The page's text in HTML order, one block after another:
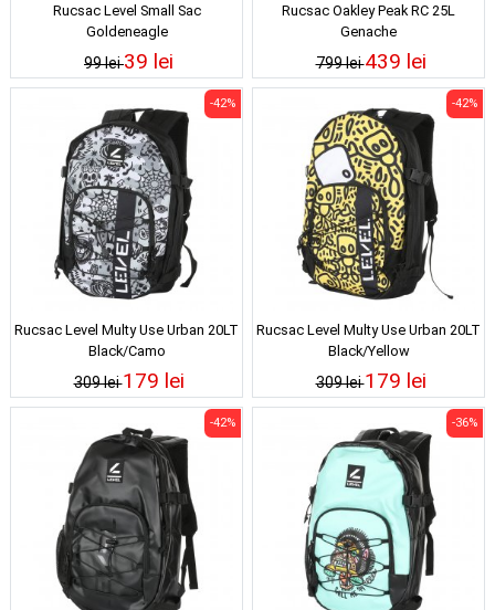
Rucsac Level Small Sac
Goldeneagle
99 lei39 lei
Rucsac Oakley Peak RC 25L
Genache
799 lei439 lei
Rucsac Level Multy Use Urban 20LT
Black/Camo
309 lei
-42%
179 lei
Rucsac Level Multy Use Urban 20LT
Black/Yellow
309 lei
-42%
179 lei
-42% -36%